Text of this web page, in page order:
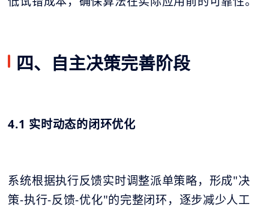
四、自主决策完善阶段
4.1 实时动态的闭环优化
系统根据执行反馈实时调整派单策略，形成"决
策-执行-反馈-优化"的完整闭环，逐步减少人工